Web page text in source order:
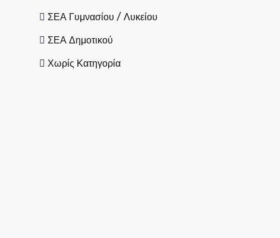
ΣΕΑ Γυμνασίου / Λυκείου
ΣΕΑ Δημοτικού
Χωρίς Κατηγορία